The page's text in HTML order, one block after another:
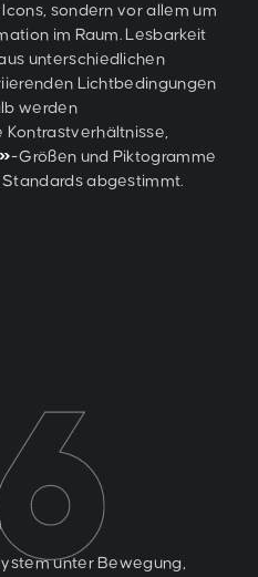
sondern vor allem um
im Raum. Lesbarkeit
unterschiedlichen
Lichtbedingungen
werden
-Größen und Piktogramme
abgestimmt.
unter Bewegung,